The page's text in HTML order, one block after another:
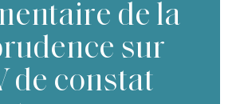
de la
sur
de constat